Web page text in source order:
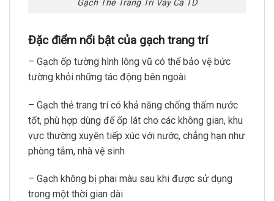
Gạch Thẻ Trang Trí Vảy Cá TD
Đặc điểm nổi bật của gạch trang trí
– Gạch ốp tường hình lông vũ có thể bảo vệ bức
tường khỏi những tác động bên ngoài
– Gạch thẻ trang trí có khả năng chống thấm nước
tốt, phù hợp dùng để ốp lát cho các không gian, khu
vực thường xuyên tiếp xúc với nước, chẳng hạn như
phòng tắm, nhà vệ sinh
– Gạch không bị phai màu sau khi được sử dụng
trong một thời gian dài